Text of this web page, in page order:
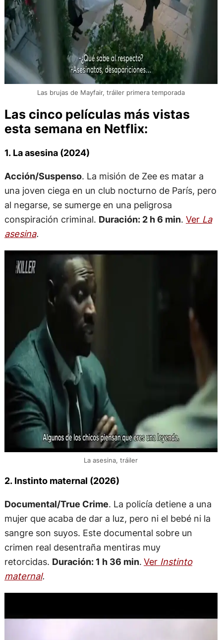
Las brujas de Mayfair, tráiler primera temporada
Las cinco películas más vistas
esta semana en Netflix:
1. La asesina (2024)
Acción/Suspenso. La misión de Zee es matar a
una joven ciega en un club nocturno de París, pero
al negarse, se sumerge en una peligrosa
conspiración criminal. Duración: 2 h 6 min. Ver La
asesina.
La asesina, tráiler
2. Instinto maternal (2026)
Documental/True Crime. La policía detiene a una
mujer que acaba de dar a luz, pero ni el bebé ni la
sangre son suyos. Este documental sobre un
crimen real desentraña mentiras muy
retorcidas. Duración: 1 h 36 min. Ver Instinto
maternal.